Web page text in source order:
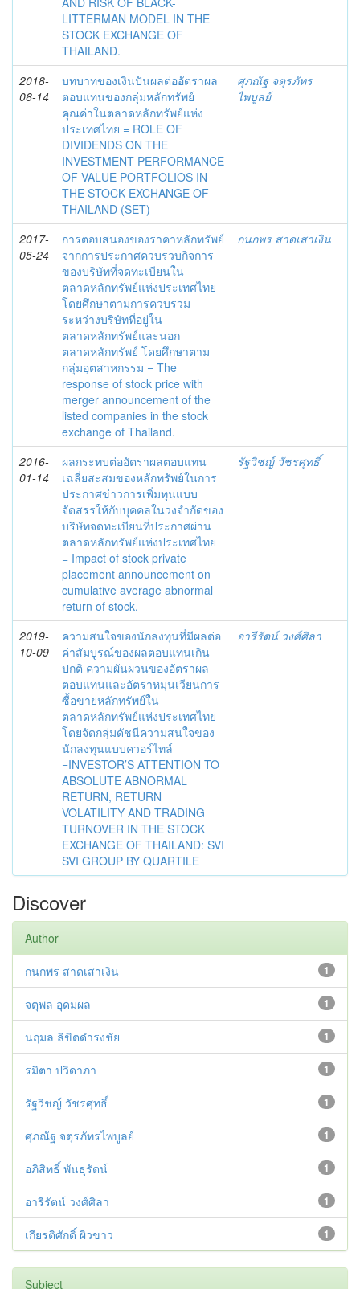
LITTERMAN MODEL IN THE
STOCK EXCHANGE OF
THAILAND.
2018-
06-14
บทบาทของเงินปันผลต่ออัตราผล
ตอบแทนของกลุ่มหลักทรัพย์
คุณค่าในตลาดหลักทรัพย์แห่ง
ประเทศไทย = ROLE OF
DIVIDENDS ON THE
INVESTMENT PERFORMANCE
OF VALUE PORTFOLIOS IN
THE STOCK EXCHANGE OF
THAILAND (SET)
ศุภณัฐ จตุรภัทร
ไพบูลย์
2017-
05-24
การตอบสนองของราคาหลักทรัพย์
จากการประกาศควบรวบกิจการ
ของบริษัทที่จดทะเบียนใน
ตลาดหลักทรัพย์แห่งประเทศไทย
โดยศึกษาตามการควบรวม
ระหว่างบริษัทที่อยู่ใน
ตลาดหลักทรัพย์และนอก
ตลาดหลักทรัพย์ โดยศึกษาตาม
กลุ่มอุตสาหกรรม = The
response of stock price with
merger announcement of the
listed companies in the stock
exchange of Thailand.
กนกพร สาดเสาเงิน
2016-
01-14
ผลกระทบต่ออัตราผลตอบแทน
เฉลี่ยสะสมของหลักทรัพย์ในการ
ประกาศข่าวการเพิ่มทุนแบบ
จัดสรรให้กับบุคคลในวงจำกัดของ
บริษัทจดทะเบียนที่ประกาศผ่าน
ตลาดหลักทรัพย์แห่งประเทศไทย
= Impact of stock private
placement announcement on
cumulative average abnormal
return of stock.
รัฐวิชญ์ วัชรศุทธิ์
2019-
10-09
ความสนใจของนักลงทุนที่มีผลต่อ
ค่าสัมบูรณ์ของผลตอบแทนเกิน
ปกติ ความผันผวนของอัตราผล
ตอบแทนและอัตราหมุนเวียนการ
ซื้อขายหลักทรัพย์ใน
ตลาดหลักทรัพย์แห่งประเทศไทย
โดยจัดกลุ่มดัชนีความสนใจของ
นักลงทุนแบบควอร์ไทล์
=INVESTOR’S ATTENTION TO
ABSOLUTE ABNORMAL
RETURN, RETURN
VOLATILITY AND TRADING
TURNOVER IN THE STOCK
EXCHANGE OF THAILAND: SVI
SVI GROUP BY QUARTILE
อารีรัตน์ วงศ์ศิลา
Discover
Author
1
กนกพร สาดเสาเงิน
1
จตุพล อุดมผล
1
นฤมล ลิขิตดำรงชัย
1
รมิตา ปวิดาภา
1
รัฐวิชญ์ วัชรศุทธิ์
1
ศุภณัฐ จตุรภัทรไพบูลย์
1
อภิสิทธิ์ พันธุรัตน์
1
อารีรัตน์ วงศ์ศิลา
1
เกียรติศักดิ์ ผิวขาว
Subject